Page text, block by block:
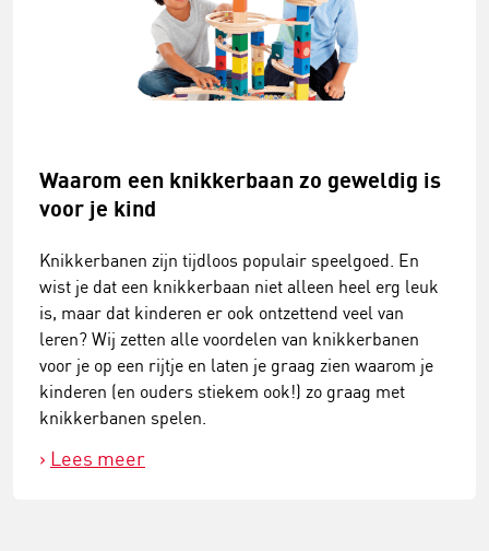
Waarom een knikkerbaan zo geweldig is
voor je kind
Knikkerbanen zijn tijdloos populair speelgoed. En
wist je dat een knikkerbaan niet alleen heel erg leuk
is, maar dat kinderen er ook ontzettend veel van
leren? Wij zetten alle voordelen van knikkerbanen
voor je op een rijtje en laten je graag zien waarom je
kinderen (en ouders stiekem ook!) zo graag met
knikkerbanen spelen.
Lees meer